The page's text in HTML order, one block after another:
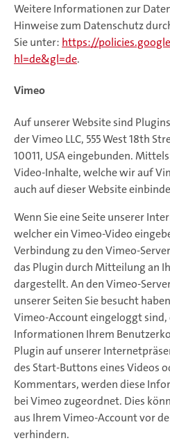
Weitere Informationen zur
Hinweise zum Datenschutz
Sie unter: https://
hl=de&gl=de.
Vimeo
Auf unserer Website sind
der Vimeo LLC, 555 West 18th
10011, USA eingebunden.
Video-Inhalte, welche wir auf
auch auf dieser Website
Wenn Sie eine Seite unserer
welcher ein Vimeo-Video
Verbindung zu den Vimeo-
das Plugin durch Mitteilung an
dargestellt. An den Vimeo-
unserer Seiten Sie besucht
Vimeo-Account eingeloggt
Informationen Ihrem
Plugin auf unserer
des Start-Buttons eines Videos
Kommentars, werden diese
bei Vimeo zugeordnet. Dies
aus Ihrem Vimeo-Account vor
verhindern.